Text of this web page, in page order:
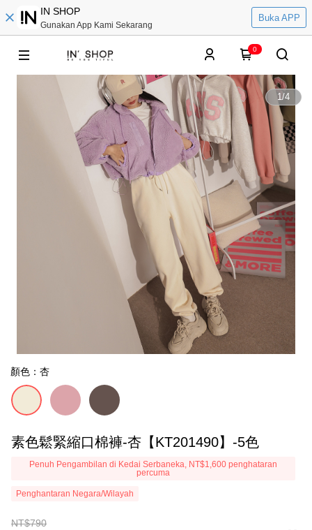
IN SHOP
Gunakan App Kami Sekarang
Buka APP
0
1/4
顏色：杏
素色鬆緊縮口棉褲-杏【KT201490】-5色
Penuh Pengambilan di Kedai Serbaneka, NT$1,600 penghataran
percuma
Penghantaran Negara/Wilayah
NT$790